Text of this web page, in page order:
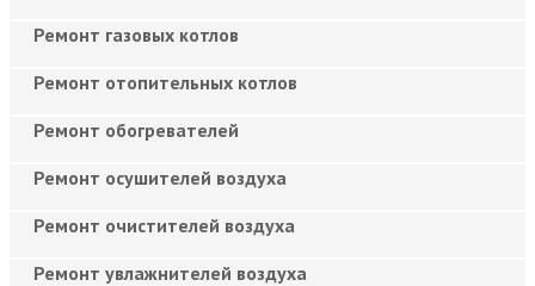
Ремонт газовых котлов
Ремонт отопительных котлов
Ремонт обогревателей
Ремонт осушителей воздуха
Ремонт очистителей воздуха
Ремонт увлажнителей воздуха